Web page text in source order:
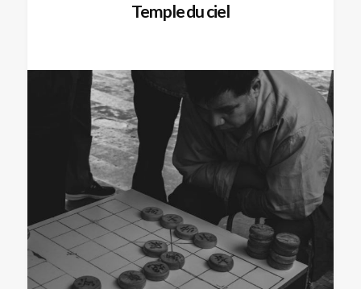
Temple du ciel